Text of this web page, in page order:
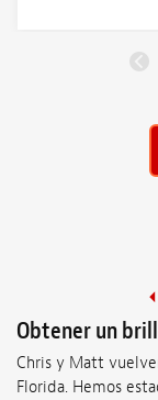
Obtener un
Chris y Matt
Florida. Hemos